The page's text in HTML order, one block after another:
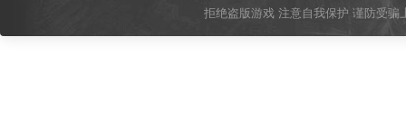
拒绝盗版游戏 注意自我保护 谨防受